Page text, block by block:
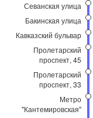
Севанская улица
Бакинская улица
Кавказский бульвар
Пролетарский
проспект, 45
Пролетарский
проспект, 33
Метро
"Кантемировская"